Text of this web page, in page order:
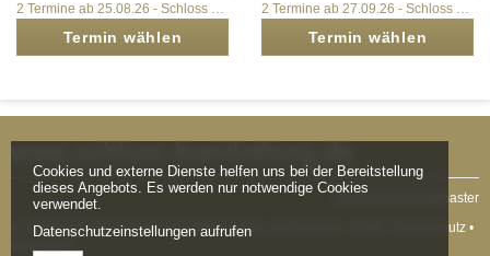
2 Termine ab 25.08.26 - Schloss Bückeburg
Termin wählen
2 Termine ab 27.09.26 - Schloss Bückeburg
Termin wählen
powered by tickettoaster
© Schloss Bückeburg Erlebniswelt • Fragen & Antworten Datenschutz •
Cookies und externe Dienste helfen uns bei der Bereitstellung
dieses Angebots. Es werden nur notwendige Cookies
verwendet.
Datenschutzeinstellungen aufrufen